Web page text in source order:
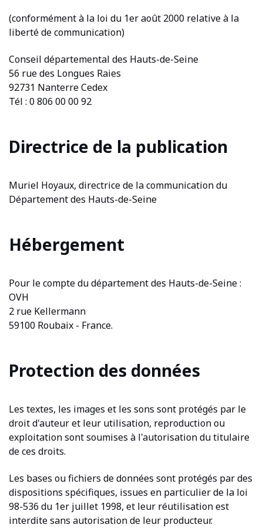
(conformément à la loi du 1er août 2000 relative à la
liberté de communication)
Conseil départemental des Hauts-de-Seine
56 rue des Longues Raies
92731 Nanterre Cedex
Tél : 0 806 00 00 92
Directrice de la publication
Muriel Hoyaux, directrice de la communication du
Département des Hauts-de-Seine
Hébergement
Pour le compte du département des Hauts-de-Seine :
OVH
2 rue Kellermann
59100 Roubaix - France.
Protection des données
Les textes, les images et les sons sont protégés par le
droit d'auteur et leur utilisation, reproduction ou
exploitation sont soumises à l'autorisation du titulaire
de ces droits.
Les bases ou fichiers de données sont protégés par des
dispositions spécifiques, issues en particulier de la loi
98-536 du 1er juillet 1998, et leur réutilisation est
interdite sans autorisation de leur producteur.